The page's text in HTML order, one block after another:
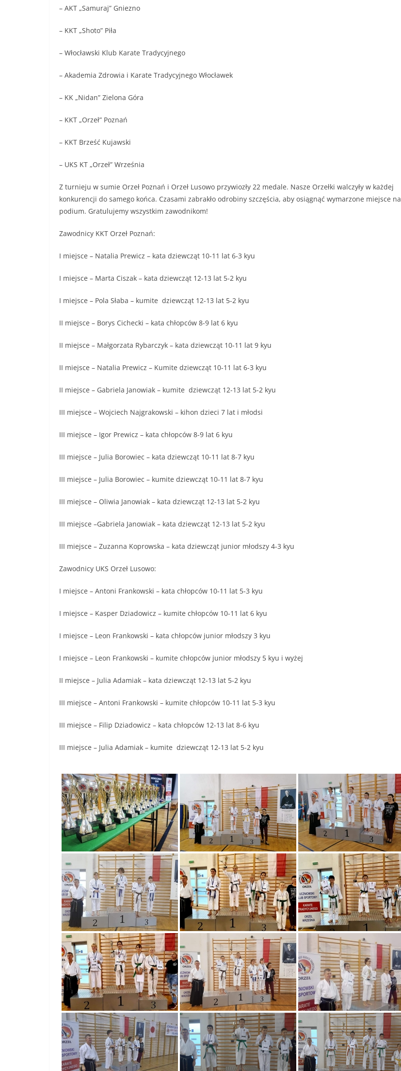
– AKT „Samuraj” Gniezno
– KKT „Shoto” Piła
– Włocławski Klub Karate Tradycyjnego
– Akademia Zdrowia i Karate Tradycyjnego Włocławek
– KK „Nidan” Zielona Góra
– KKT „Orzeł” Poznań
– KKT Brześć Kujawski
– UKS KT „Orzeł” Września
Z turnieju w sumie Orzeł Poznań i Orzeł Lusowo przywiozły 22 medale. Nasze Orzełki walczyły w każdej
konkurencji do samego końca. Czasami zabrakło odrobiny szczęścia, aby osiągnąć wymarzone miejsce na
podium. Gratulujemy wszystkim zawodnikom!
Zawodnicy KKT Orzeł Poznań:
I miejsce – Natalia Prewicz – kata dziewcząt 10-11 lat 6-3 kyu
I miejsce – Marta Ciszak – kata dziewcząt 12-13 lat 5-2 kyu
I miejsce – Pola Słaba – kumite dziewcząt 12-13 lat 5-2 kyu
II miejsce – Borys Cichecki – kata chłopców 8-9 lat 6 kyu
II miejsce – Małgorzata Rybarczyk – kata dziewcząt 10-11 lat 9 kyu
II miejsce – Natalia Prewicz – Kumite dziewcząt 10-11 lat 6-3 kyu
II miejsce – Gabriela Janowiak – kumite dziewcząt 12-13 lat 5-2 kyu
III miejsce – Wojciech Najgrakowski – kihon dzieci 7 lat i młodsi
III miejsce – Igor Prewicz – kata chłopców 8-9 lat 6 kyu
III miejsce – Julia Borowiec – kata dziewcząt 10-11 lat 8-7 kyu
III miejsce – Julia Borowiec – kumite dziewcząt 10-11 lat 8-7 kyu
III miejsce – Oliwia Janowiak – kata dziewcząt 12-13 lat 5-2 kyu
III miejsce –Gabriela Janowiak – kata dziewcząt 12-13 lat 5-2 kyu
III miejsce – Zuzanna Koprowska – kata dziewcząt junior młodszy 4-3 kyu
Zawodnicy UKS Orzeł Lusowo:
I miejsce – Antoni Frankowski – kata chłopców 10-11 lat 5-3 kyu
I miejsce – Kasper Dziadowicz – kumite chłopców 10-11 lat 6 kyu
I miejsce – Leon Frankowski – kata chłopców junior młodszy 3 kyu
I miejsce – Leon Frankowski – kumite chłopców junior młodszy 5 kyu i wyżej
II miejsce – Julia Adamiak – kata dziewcząt 12-13 lat 5-2 kyu
III miejsce – Antoni Frankowski – kumite chłopców 10-11 lat 5-3 kyu
III miejsce – Filip Dziadowicz – kata chłopców 12-13 lat 8-6 kyu
III miejsce – Julia Adamiak – kumite dziewcząt 12-13 lat 5-2 kyu